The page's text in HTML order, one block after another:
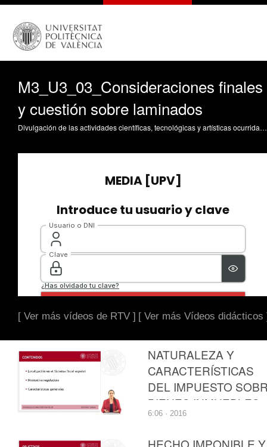
M3_U3_03_Consideraciones finales
y cuestión sobre laminados
Divulgación de las actividades científicas, tecnológicas y artísticas ocurridas en los tres campus de la UPV
[ Ver más vídeos de RTV ] [ Ver más Vídeos didácticos
NATURALEZA Y
CARACTERÍSTICAS
DEL IMPUESTO
BIENES INMUEBLES
(IBI)
6:06 · 2016
HECHO IMPONIBLE Y